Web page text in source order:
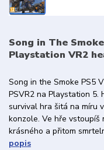
Song in The
Playstation VR2
Song in the Smoke PS5
PSVR2 na Playstation 5.
survival hra šitá na míru
konzole. Ve hře
krásného a přitom
popis